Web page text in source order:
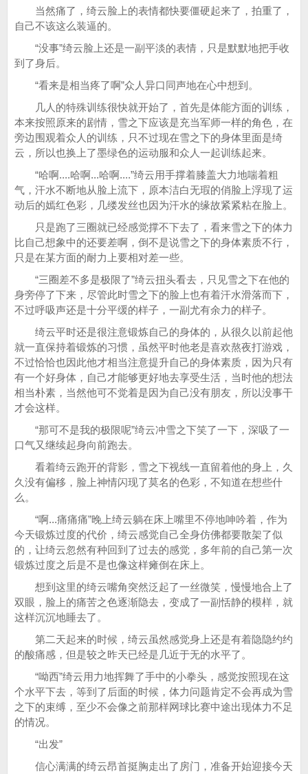
当然痛了，绮云脸上的表情都快要僵硬起来了，拍重了，
自己不该这么装逼的。
“没事”绮云脸上还是一副平淡的表情，只是默默地把手收
到了身后。
“看来是相当疼了啊”众人异口同声地在心中想到。
几人的特殊训练很快就开始了，首先是体能方面的训练，
本来按照原来的剧情，雪之下应该是充当军师一样的角色，在
旁边围观着众人的训练，只不过现在雪之下的身体里面是绮
云，所以也换上了墨绿色的运动服和众人一起训练起来。
“哈啊....哈啊...哈啊....”绮云用手撑着膝盖大力地喘着粗
气，汗水不断地从脸上流下，原本洁白无瑕的俏脸上浮现了运
动后的嫣红色彩，几缕发丝也因为汗水的缘故紧紧粘在脸上。
只是跑了三圈就已经感觉撑不下去了，看来雪之下的体力
比自己想象中的还要差啊，倒不是说雪之下的身体素质不行，
只是在某方面的耐力上要相对差一些。
“三圈差不多是极限了”绮云扭头看去，只见雪之下在他的
身旁停了下来，尽管此时雪之下的脸上也有着汗水滑落而下，
不过呼吸声还是十分平缓的样子，一副尤有余力的样子。
绮云平时还是很注意锻炼自己的身体的，从很久以前起他
就一直保持着锻炼的习惯，虽然平时他老是喜欢熬夜打游戏，
不过恰恰也因此他才相当注意提升自己的身体素质，因为只有
有一个好身体，自己才能够更好地去享受生活，当时他的想法
相当朴素，当然他可不觉着是因为自己没有朋友，所以没事干
才会这样。
“那可不是我的极限呢”绮云冲雪之下笑了一下，深吸了一
口气又继续起身向前跑去。
看着绮云跑开的背影，雪之下视线一直留着他的身上，久
久没有偏移，脸上神情闪现了莫名的色彩，不知道在想些什
么。
“啊...痛痛痛”晚上绮云躺在床上嘴里不停地呻吟着，作为
今天锻炼过度的代价，绮云感觉自己全身仿佛都要散架了似
的，让绮云忽然有种回到了过去的感觉，多年前的自己第一次
锻炼过度之后是不是也像这样瘫倒在床上。
想到这里的绮云嘴角突然泛起了一丝微笑，慢慢地合上了
双眼，脸上的痛苦之色逐渐隐去，变成了一副恬静的模样，就
这样沉沉地睡去了。
第二天起来的时候，绮云虽然感觉身上还是有着隐隐约约
的酸痛感，但是较之昨天已经是几近于无的水平了。
“呦西”绮云用力地挥舞了手中的小拳头，感觉按照现在这
个水平下去，等到了后面的时候，体力问题肯定不会再成为雪
之下的束缚，至少不会像之前那样网球比赛中途出现体力不足
的情况。
“出发”
信心满满的绮云昂首挺胸走出了房门，准备开始迎接今天